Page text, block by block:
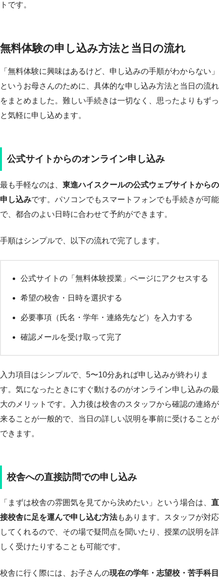
トです。
無料体験の申し込み方法と当日の流れ
「無料体験に興味はあるけど、申し込みの手順がわからない」
というお母さんのために、具体的な申し込み方法と当日の流れ
をまとめました。難しい手続きは一切なく、思ったよりもずっ
と気軽に申し込めます。
公式サイトからのオンライン申し込み
最も手軽なのは、 東進ハイスクールの公式ウェブサイトからの
申し込みです。パソコンでもスマートフォンでも手続きが可能
で、都合のよい日時に合わせて予約ができます。
手順はシンプルで、以下の流れで完了します。
公式サイトの「無料体験授業」ページにアクセスする
希望の校舎・日時を選択する
必要事項（氏名・学年・連絡先など）を入力する
確認メールを受け取って完了
入力項目はシンプルで、5〜10分あれば申し込みが終わりま
す。気になったときにすぐ動けるのがオンライン申し込みの最
大のメリットです。入力後は校舎のスタッフから確認の連絡が
来ることが一般的で、当日の詳しい説明を事前に受けることが
できます。
校舎への直接訪問での申し込み
「まずは校舎の雰囲気を見てから決めたい」という場合は、 直
接校舎に足を運んで申し込む方法もあります。スタッフが対応
してくれるので、その場で疑問点を聞いたり、授業の説明を詳
しく受けたりすることも可能です。
校舎に行く際には、お子さんの現在の学年・志望校・苦手科目